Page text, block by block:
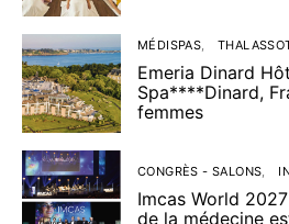
MÉDISPAS
Emeria Dinard
Spa****Dinard,
femmes
CONGRÈS - SALONS
Imcas World
de la médecine